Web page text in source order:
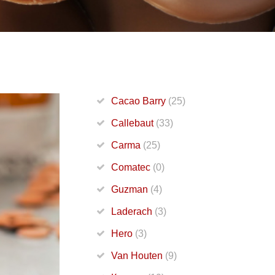
Cacao Barry (25)
Callebaut (33)
Carma (25)
Comatec (0)
Guzman (4)
Laderach (3)
Hero (3)
Van Houten (9)